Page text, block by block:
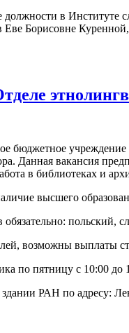
в Институте
Еве Борисовне
бюджетное
Данная вакансия
в библиотеках и
высшего
польский,
возможны выплаты
по пятницу с 10:00 до
РАН по адресу: